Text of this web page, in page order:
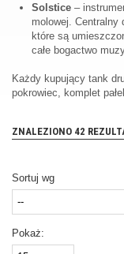
Solstice –
molowej. Centralny
które są
całe bogactwo
Każdy kupujący tank
pokrowiec, komplet
ZNALEZIONO 42
Sortuj wg
Pokaż: